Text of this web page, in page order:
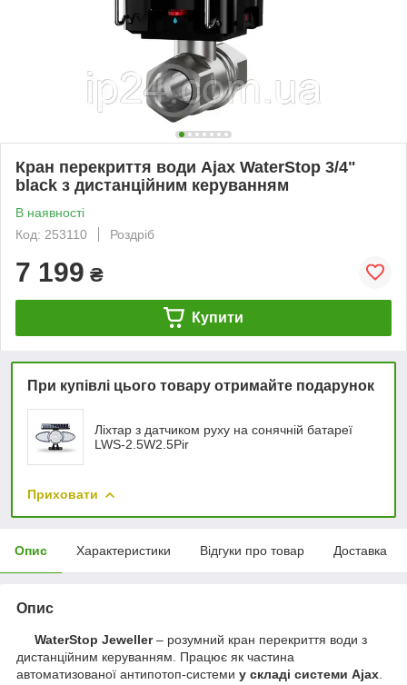
Кран перекриття води Ajax WaterStop 3/4"
black з дистанційним керуванням
В наявності
Код: 253110
Роздріб
7 199 ₴
Купити
При купівлі цього товару отримайте подарунок
Ліхтар з датчиком руху на сонячній батареї
LWS-2.5W2.5Pir
Приховати
Опис Характеристики Відгуки про товар Доставка
Опис
WaterStop Jeweller– розумний кран перекриття води з
дистанційним керуванням. Працює як частина
автоматизованої антипотоп-системи у складі системи Ajax